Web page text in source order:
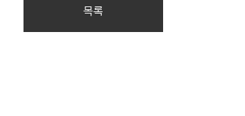
목록